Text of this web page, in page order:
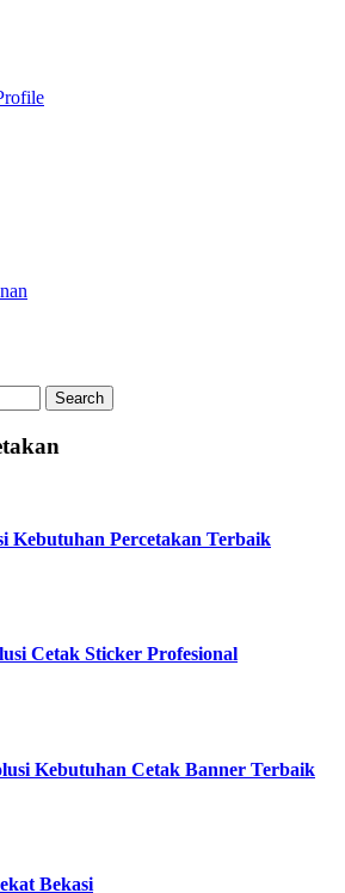
Percetakan Bekasi
Perusahaan Tempat Alamat Jasa Pusat
Timur Utara Selatan Murah 24 Jam
Kebutuhan Percetakan Terbaik
Cetak Sticker Profesional
Kebutuhan Cetak Banner Terbaik
Bekasi